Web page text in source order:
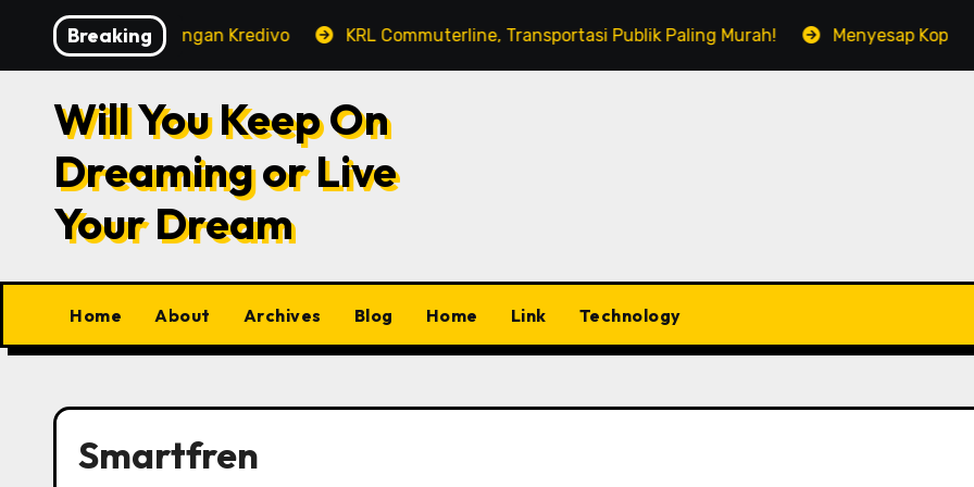
content
Breaking
Tokopedia Dengan Kredivo KRL Commuterline, Transportasi Publik Paling Murah! Menyesap Kopi Di
Will You Keep On
Dreaming or Live
Your Dream
Home About Archives Blog Home Link Technology
Smartfren